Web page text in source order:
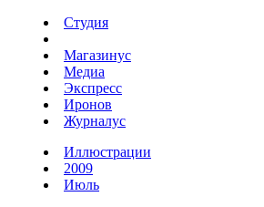
Студия
Магазинус
Медиа
Экспресс
Иронов
Журналус
Иллюстрации
2009
Июль